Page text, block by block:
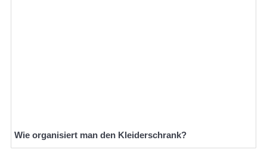
Wie organisiert man den Kleiderschrank?